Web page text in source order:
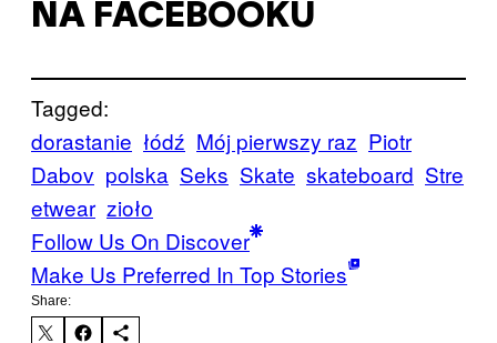
NA FACEBOOKU
Tagged:
dorastanie łódź Mój pierwszy raz Piotr
Dabov polska Seks Skate skateboard Stre
etwear zioło
Follow Us On Discover
Make Us Preferred In Top Stories
Share: